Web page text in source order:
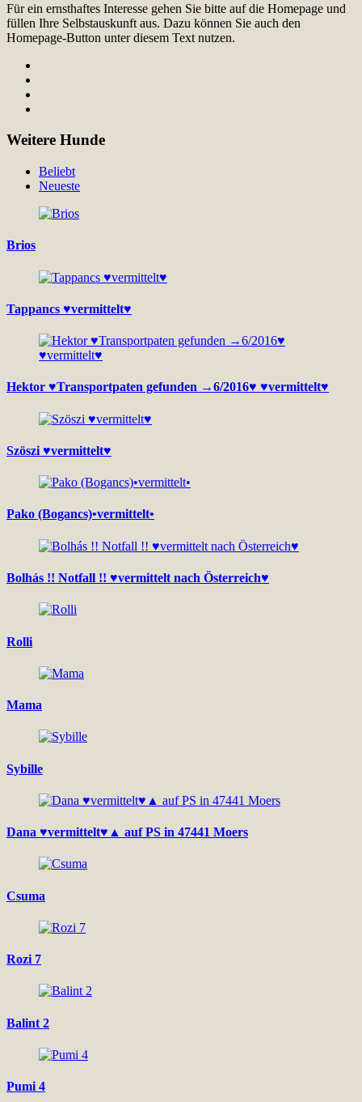
Für ein ernsthaftes Interesse gehen Sie bitte auf die Homepage und
füllen Ihre Selbstauskunft aus. Dazu können Sie auch den
Homepage-Button unter diesem Text nutzen.
Weitere Hunde
Beliebt
Neueste
Brios
Tappancs ♥vermittelt♥
Hektor ♥Transportpaten gefunden →6/2016♥ ♥vermittelt♥
Szöszi ♥vermittelt♥
Pako (Bogancs)•vermittelt•
Bolhás !! Notfall !! ♥vermittelt nach Österreich♥
Rolli
Mama
Sybille
Dana ♥vermittelt♥▲ auf PS in 47441 Moers
Csuma
Rozi 7
Balint 2
Pumi 4